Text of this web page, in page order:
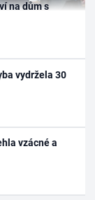
na dům s
vydržela 30
vzácné a